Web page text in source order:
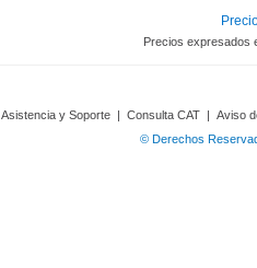
Precios expresados
Asistencia y Soporte | Consulta CAT | Aviso
© Derechos